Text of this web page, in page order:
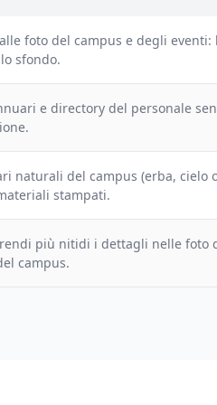
foto del campus e degli
sfondo.
e directory del personale
naturali del campus (erba, cielo
stampati.
più nitidi i dettagli nelle foto
campus.